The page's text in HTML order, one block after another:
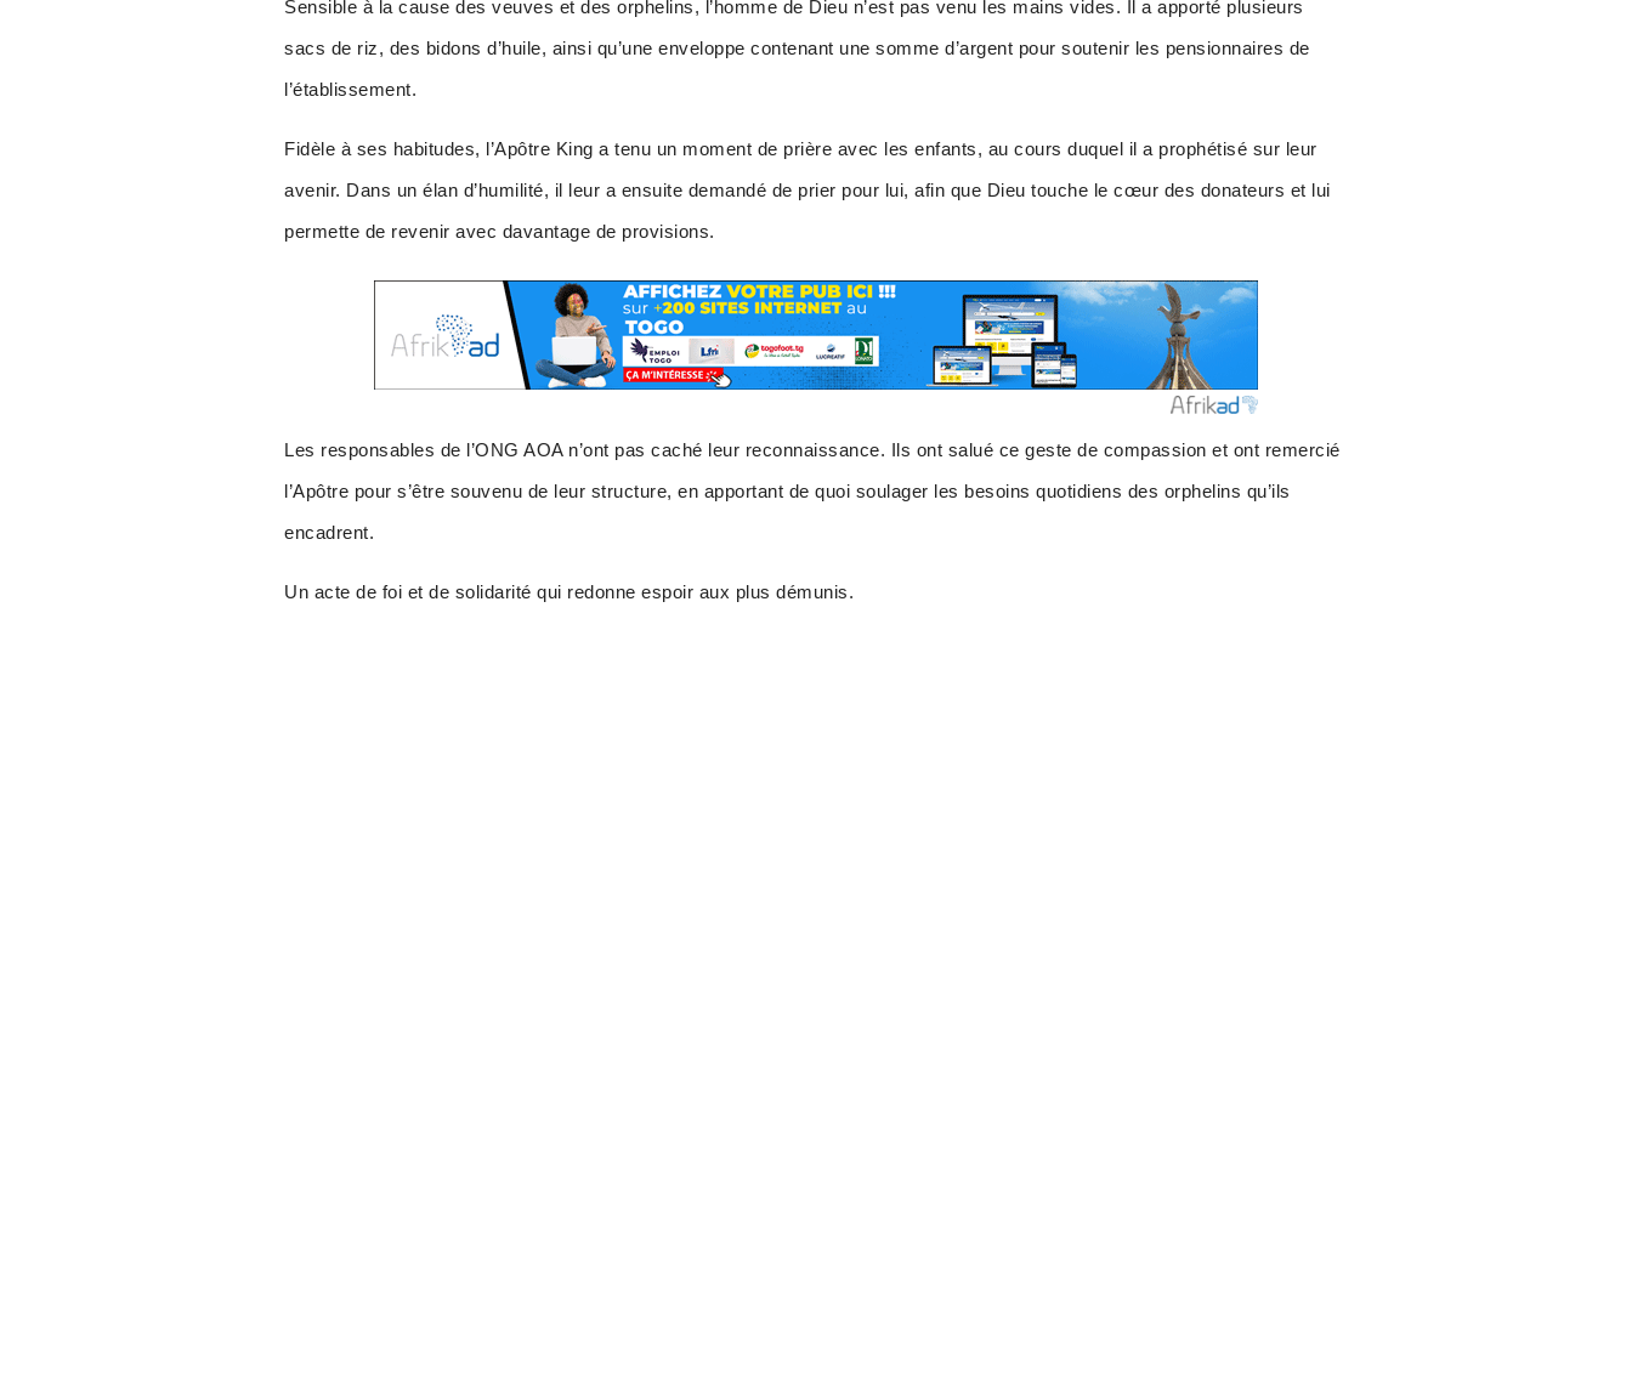
Sensible à la cause des veuves et des orphelins, l’homme de Dieu n’est pas venu les mains vides. Il a apporté plusieurs
sacs de riz, des bidons d’huile, ainsi qu’une enveloppe contenant une somme d’argent pour soutenir les pensionnaires de
l’établissement.
Fidèle à ses habitudes, l’Apôtre King a tenu un moment de prière avec les enfants, au cours duquel il a prophétisé sur leur
avenir. Dans un élan d’humilité, il leur a ensuite demandé de prier pour lui, afin que Dieu touche le cœur des donateurs et lui
permette de revenir avec davantage de provisions.
Les responsables de l’ONG AOA n’ont pas caché leur reconnaissance. Ils ont salué ce geste de compassion et ont remercié
l’Apôtre pour s’être souvenu de leur structure, en apportant de quoi soulager les besoins quotidiens des orphelins qu’ils
encadrent.
Un acte de foi et de solidarité qui redonne espoir aux plus démunis.